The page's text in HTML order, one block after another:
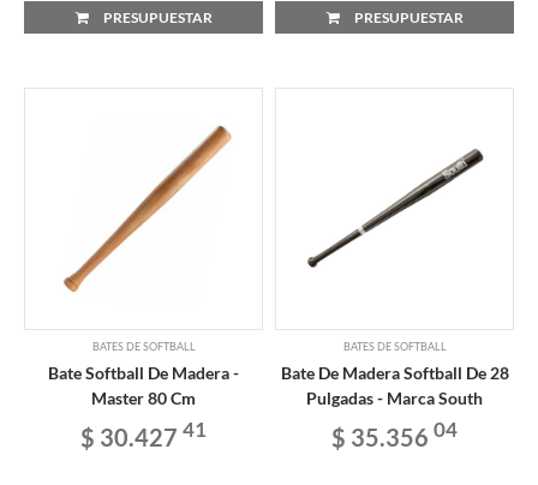
PRESUPUESTAR PRESUPUESTAR
BATES DE SOFTBALL
Bate Softball De Madera -
Master 80 Cm
$ 30.427 41
BATES DE SOFTBALL
Bate De Madera Softball De 28
Pulgadas - Marca South
$ 35.356 04